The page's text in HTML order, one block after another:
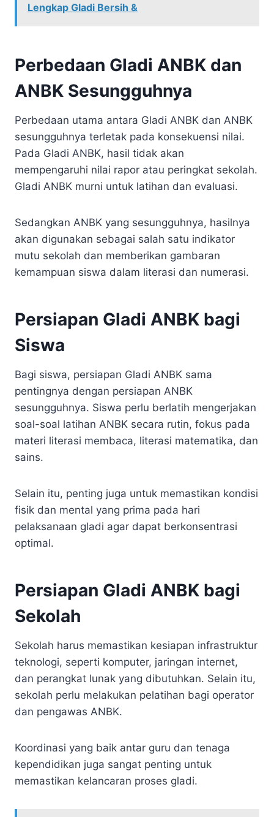
Lengkap Gladi Bersih &
Perbedaan Gladi ANBK dan
ANBK Sesungguhnya
Perbedaan utama antara Gladi ANBK dan ANBK
sesungguhnya terletak pada konsekuensi nilai.
Pada Gladi ANBK, hasil tidak akan
mempengaruhi nilai rapor atau peringkat sekolah.
Gladi ANBK murni untuk latihan dan evaluasi.
Sedangkan ANBK yang sesungguhnya, hasilnya
akan digunakan sebagai salah satu indikator
mutu sekolah dan memberikan gambaran
kemampuan siswa dalam literasi dan numerasi.
Persiapan Gladi ANBK bagi
Siswa
Bagi siswa, persiapan Gladi ANBK sama
pentingnya dengan persiapan ANBK
sesungguhnya. Siswa perlu berlatih mengerjakan
soal-soal latihan ANBK secara rutin, fokus pada
materi literasi membaca, literasi matematika, dan
sains.
Selain itu, penting juga untuk memastikan kondisi
fisik dan mental yang prima pada hari
pelaksanaan gladi agar dapat berkonsentrasi
optimal.
Persiapan Gladi ANBK bagi
Sekolah
Sekolah harus memastikan kesiapan infrastruktur
teknologi, seperti komputer, jaringan internet,
dan perangkat lunak yang dibutuhkan. Selain itu,
sekolah perlu melakukan pelatihan bagi operator
dan pengawas ANBK.
Koordinasi yang baik antar guru dan tenaga
kependidikan juga sangat penting untuk
memastikan kelancaran proses gladi.